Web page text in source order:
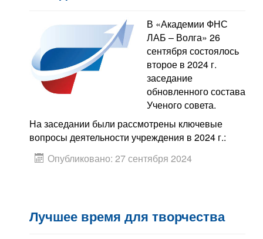
В «Академии ФНС
ЛАБ – Волга» 26
сентября состоялось
второе в 2024 г.
заседание
обновленного состава
Ученого совета.
На заседании были рассмотрены ключевые
вопросы деятельности учреждения в 2024 г.:
Опубликовано: 27 сентября 2024
Лучшее время для творчества